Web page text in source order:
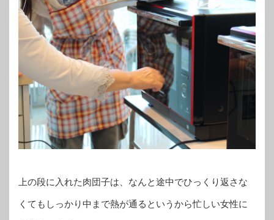
上の段に入れた肉団子は、なんと途中でひっくり返さな
くてもしっかり中まで熱が通るというから忙しい女性に